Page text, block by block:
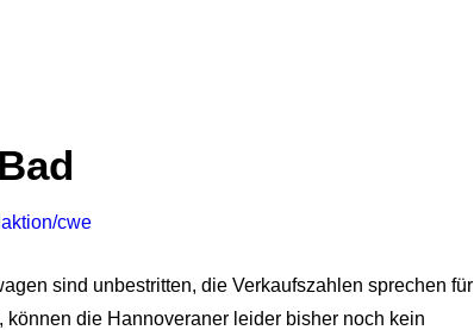
cwe
sind unbestritten, die Verkaufszahlen sprechen für
die Hannoveraner leider bisher noch kein